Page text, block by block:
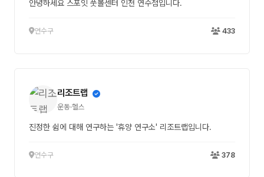
안녕하세요 스포잇 풋볼센터 인천 연수점입니다.
연수구 433
리조트랩
운동·헬스
진정한 쉼에 대해 연구하는 '휴양 연구소' 리조트랩입니다.
연수구 378